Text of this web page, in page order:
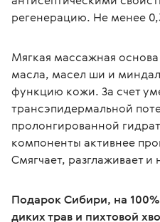
регенерацию. Не менее
Мягкая массажная
масла, масел ши и
функцию кожи. За счет
трансэпидермальной
пролонгированной
компоненты активнее
Смягчает, разглаживает и
Подарок Сибири, на
диких трав и пихтовой